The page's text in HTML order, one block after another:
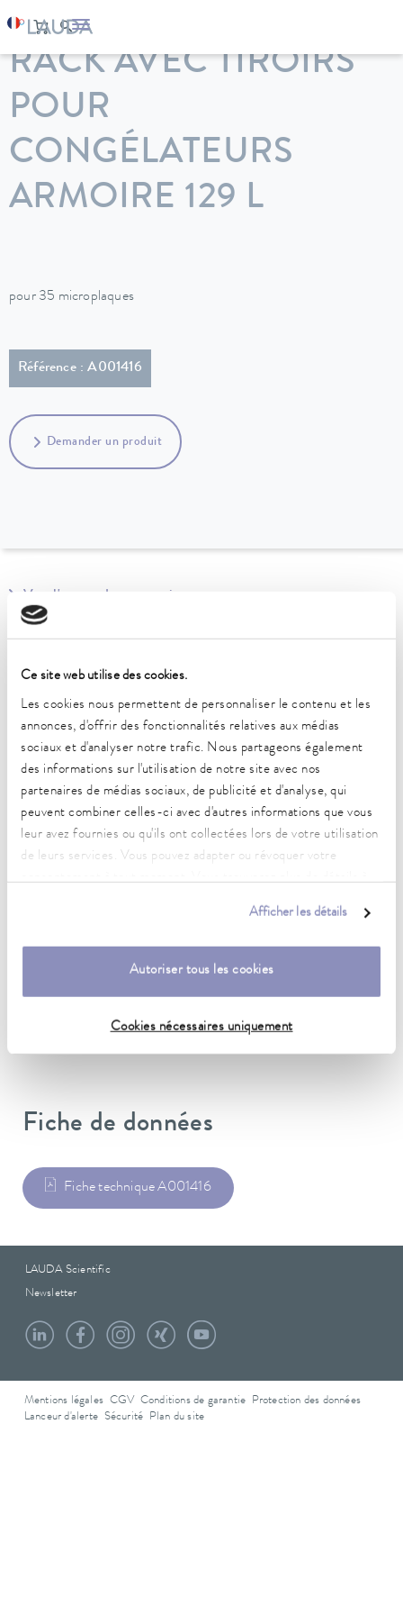
Ce site web utilise des cookies.
Les cookies nous permettent de personnaliser le contenu et les
annonces, d'offrir des fonctionnalités relatives aux médias
sociaux et d'analyser notre trafic. Nous partageons également
des informations sur l'utilisation de notre site avec nos
partenaires de médias sociaux, de publicité et d'analyse, qui
peuvent combiner celles-ci avec d'autres informations que vous
leur avez fournies ou qu'ils ont collectées lors de votre utilisation
de leurs services. Vous pouvez adapter ou révoquer votre
Afficher les détails
Autoriser tous les cookies
Cookies nécessaires uniquement
LAUDA Appareils de thermorégulation
RACK AVEC TIROIRS
POUR
CONGÉLATEURS
ARMOIRE 129 L
pour 35 microplaques
Référence : A001416
Demander un produit
Vers l'aperçu des accessoires
Versafreeze
Caractéristiques techniques
(selon DIN 12876)
Dimensions (l x P x H)
Matériau
Poids
Fiche de données
Fiche technique A001416
LAUDA Scientific
Newsletter
Mentions légales CGV Conditions de garantie
Protection des données
Lanceur d'alerte Sécurité Plan du site